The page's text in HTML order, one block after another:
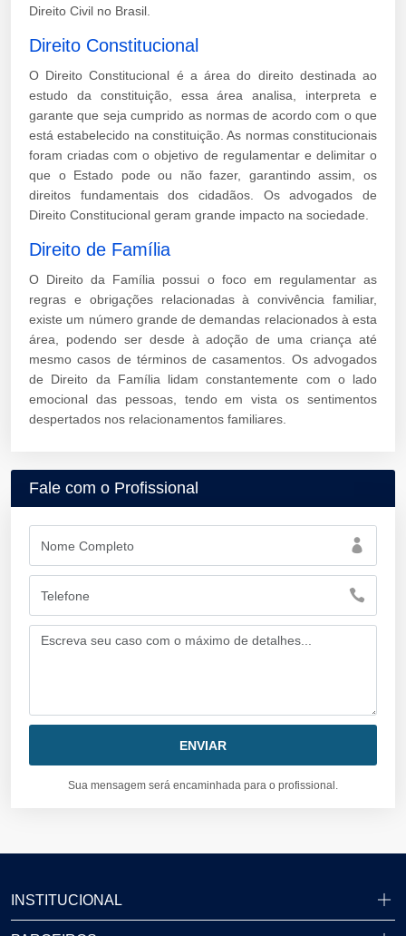
Direito Civil no Brasil.
Direito Constitucional
O Direito Constitucional é a área do direito destinada ao
estudo da constituição, essa área analisa, interpreta e
garante que seja cumprido as normas de acordo com o que
está estabelecido na constituição. As normas constitucionais
foram criadas com o objetivo de regulamentar e delimitar o
que o Estado pode ou não fazer, garantindo assim, os
direitos fundamentais dos cidadãos. Os advogados de
Direito Constitucional geram grande impacto na sociedade.
Direito de Família
O Direito da Família possui o foco em regulamentar as
regras e obrigações relacionadas à convivência familiar,
existe um número grande de demandas relacionados à esta
área, podendo ser desde à adoção de uma criança até
mesmo casos de términos de casamentos. Os advogados
de Direito da Família lidam constantemente com o lado
emocional das pessoas, tendo em vista os sentimentos
despertados nos relacionamentos familiares.
Fale com o Profissional
Sua mensagem será encaminhada para o profissional.
INSTITUCIONAL